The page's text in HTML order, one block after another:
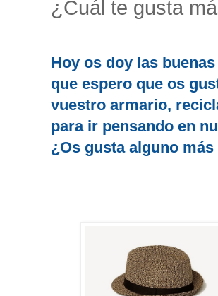
¿Cuál te gusta
Hoy os doy las
que espero que os
vuestro armario,
para ir pensando en
¿Os gusta alguno